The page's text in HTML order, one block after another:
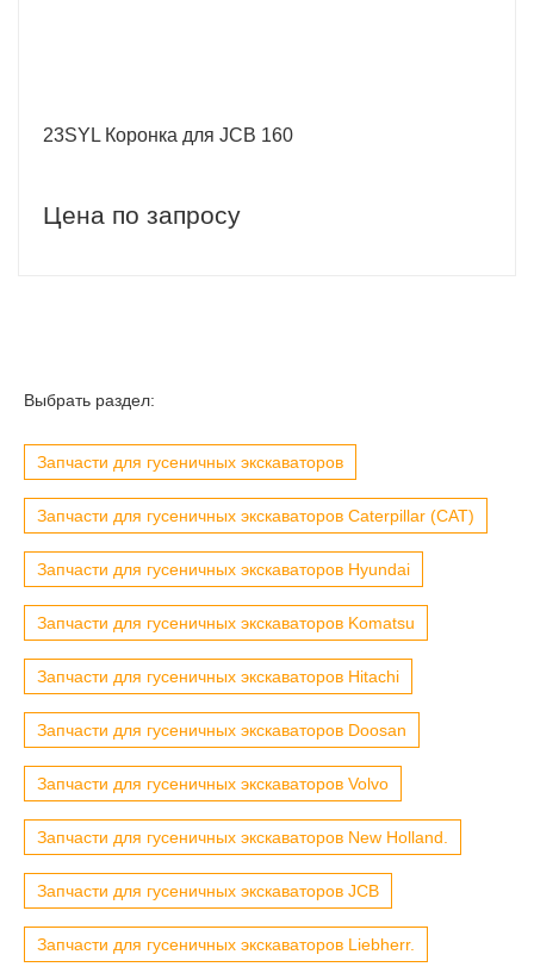
23SYL Коронка для JCB 160
Цена по запросу
Выбрать раздел:
Запчасти для гусеничных экскаваторов
Запчасти для гусеничных экскаваторов Caterpillar (CAT)
Запчасти для гусеничных экскаваторов Hyundai
Запчасти для гусеничных экскаваторов Komatsu
Запчасти для гусеничных экскаваторов Hitachi
Запчасти для гусеничных экскаваторов Doosan
Запчасти для гусеничных экскаваторов Volvo
Запчасти для гусеничных экскаваторов New Holland.
Запчасти для гусеничных экскаваторов JCB
Запчасти для гусеничных экскаваторов Liebherr.